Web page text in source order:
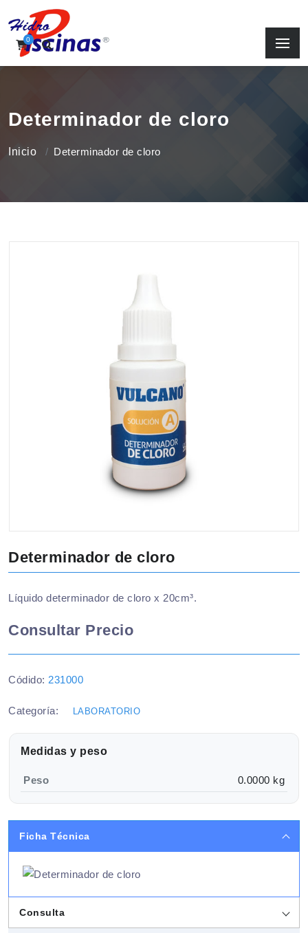
0
Determinador de cloro
Inicio Determinador de cloro
Determinador de cloro
Líquido determinador de cloro x 20cm³.
Consultar Precio
Códido: 231000
Categoría: LABORATORIO
Medidas y peso
Peso 0.0000 kg
Ficha Técnica
Consulta